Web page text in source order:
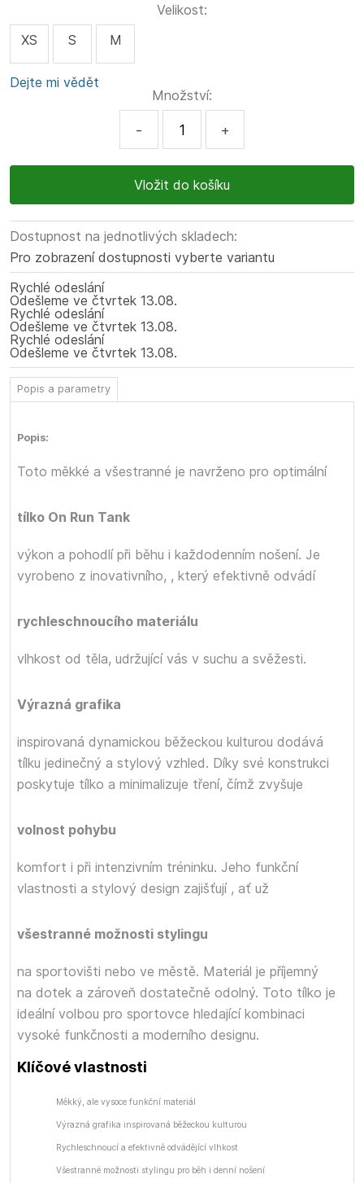
Velikost:
XS
S M
Dejte mi vědět
Množství:
- +
Dostupnost na jednotlivých skladech:
Pro zobrazení dostupnosti vyberte variantu
Rychlé odeslání
Odešleme ve čtvrtek 13.08.
Rychlé odeslání
Odešleme ve čtvrtek 13.08.
Rychlé odeslání
Odešleme ve čtvrtek 13.08.
Popis a parametry
Popis:
Toto měkké a všestranné
tílko On Run Tank
je navrženo pro optimální
výkon a pohodlí při běhu i každodenním nošení. Je
vyrobeno z inovativního,
rychleschnoucího materiálu
, který efektivně odvádí
vlhkost od těla, udržující vás v suchu a svěžesti.
Výrazná grafika
inspirovaná dynamickou běžeckou kulturou dodává
tílku jedinečný a stylový vzhled. Díky své konstrukci
poskytuje tílko
volnost pohybu
a minimalizuje tření, čímž zvyšuje
komfort i při intenzivním tréninku. Jeho funkční
vlastnosti a stylový design zajišťují
všestranné možnosti stylingu
, ať už
na sportovišti nebo ve městě. Materiál je příjemný
na dotek a zároveň dostatečně odolný. Toto tílko je
ideální volbou pro sportovce hledající kombinaci
vysoké funkčnosti a moderního designu.
Klíčové vlastnosti
Měkký, ale vysoce funkční materiál
Výrazná grafika inspirovaná běžeckou kulturou
Rychleschnoucí a efektivně odvádějící vlhkost
Všestranné možnosti stylingu pro běh i denní nošení